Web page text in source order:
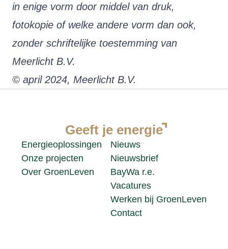
in enige vorm door middel van druk,
fotokopie of welke andere vorm dan ook,
zonder schriftelijke toestemming van
Meerlicht B.V.
© april 2024, Meerlicht B.V.
Geeft je energie
Energieoplossingen
Onze projecten
Over GroenLeven
Nieuws
Nieuwsbrief
BayWa r.e.
Vacatures
Werken bij GroenLeven
Contact